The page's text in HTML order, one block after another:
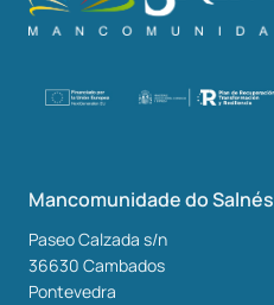
Mancomunidade do Salnés
Paseo Calzada s/n
36630 Cambados
Pontevedra